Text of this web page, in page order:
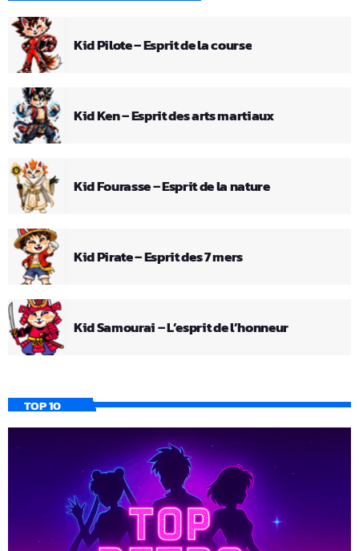
Kid Pilote – Esprit de la course
Kid Ken – Esprit des arts martiaux
Kid Fourasse – Esprit de la nature
Kid Pirate – Esprit des 7 mers
Kid Samourai – L’esprit de l’honneur
TOP 10